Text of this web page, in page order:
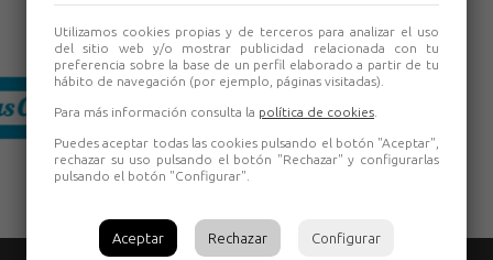
Utilizamos cookies propias y de terceros para analizar el uso
del sitio web y/o mostrar publicidad relacionada con tu
preferencia sobre la base de un perfil elaborado a partir de tu
hábito de navegación (por ejemplo, páginas visitadas).
Para más información consulta la política de cookies
Puedes aceptar todas las cookies pulsando el botón "Aceptar",
rechazar su uso pulsando el botón "Rechazar" y configurarlas
pulsando el botón "Configurar".
Aceptar Rechazar Configurar